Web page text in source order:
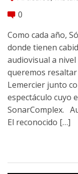
comment 0
Como cada año,
donde tienen
audiovisual a
queremos
Lemercier junto
espectáculo cuyo
SonarComplex.
El reconocido […]